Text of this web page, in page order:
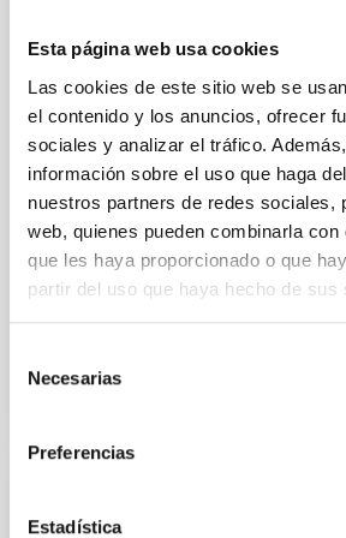
Esta página web usa cookies
Las cookies de este sitio web se
el contenido y los anuncios, ofrecer
sociales y analizar el tráfico.
información sobre el uso que haga
nuestros partners de redes sociales,
web, quienes pueden combinarla con
que les haya proporcionado o que
partir del uso que haya hecho de sus
Necesarias
Preferencias
Estadística
to have their surfaces vaporize and
vapor atmosphere. Secondary
emission can efficiently probe for
these atmospheres on a rocky
single JWST MIRI/LRS secondary
ultra-hot
Smith, Cole et al.
Fecha de publicación: 6 2026